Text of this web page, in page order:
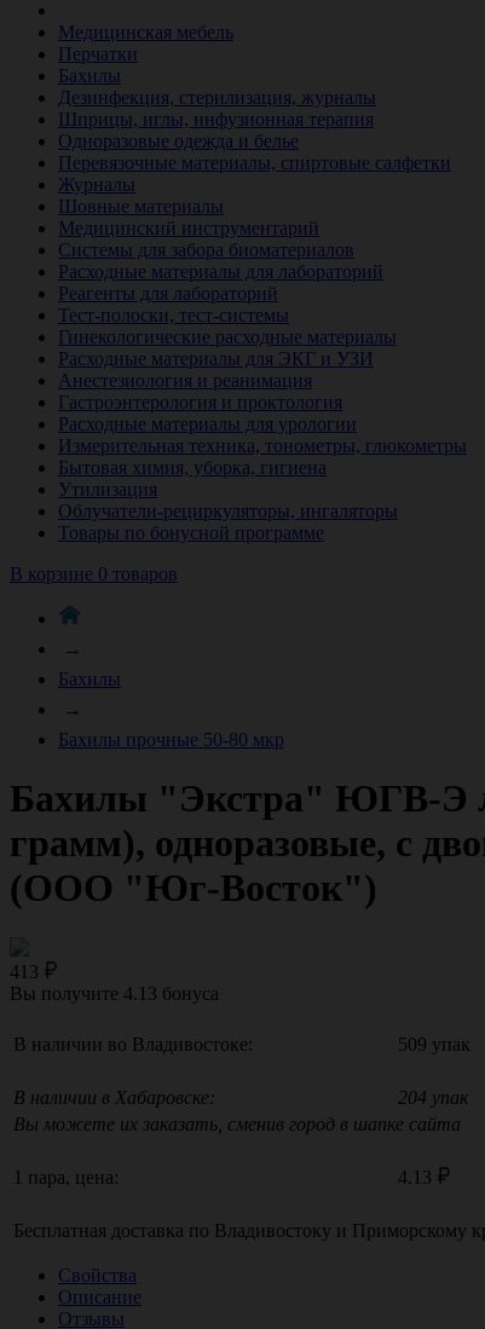
Медицинская мебель
Перчатки
Бахилы
Дезинфекция, стерилизация, журналы
Шприцы, иглы, инфузионная терапия
Одноразовые одежда и белье
Перевязочные материалы, спиртовые салфетки
Журналы
Шовные материалы
Медицинский инструментарий
Системы для забора биоматериалов
Расходные материалы для лабораторий
Реагенты для лабораторий
Тест-полоски, тест-системы
Гинекологические расходные материалы
Расходные материалы для ЭКГ и УЗИ
Анестезиология и реанимация
Гастроэнтерология и проктология
Расходные материалы для урологии
Измерительная техника, тонометры, глюкометры
Бытовая химия, уборка, гигиена
Утилизация
Облучатели-рециркуляторы, ингаляторы
Товары по бонусной программе
В корзине 0 товаров
→
Бахилы
→
Бахилы прочные 50-80 мкр
Бахилы "Экстра" ЮГВ-Э
грамм), одноразовые, с
(ООО "Юг-Восток")
413
Вы получите 4.13 бонуса
В наличии во Владивостоке: 509 упак
В наличии в Хабаровске:
204 упак
Вы можете их заказать, сменив город в шапке сайта
1 пара, цена: 4.13
Бесплатная доставка по Владивостоку и Приморскому
Свойства
Описание
Отзывы